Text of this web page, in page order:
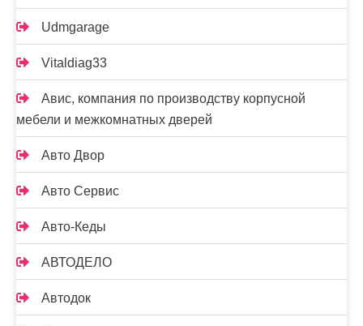
Udmgarage
Vitaldiag33
Авис, компания по производству корпусной
мебели и межкомнатных дверей
Авто Двор
Авто Сервис
Авто-Кеды
АВТОДЕЛО
Автодок